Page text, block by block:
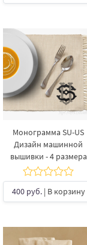
Монограмма SU-US
Дизайн машинной
вышивки - 4 размера
400 руб.| В корзину